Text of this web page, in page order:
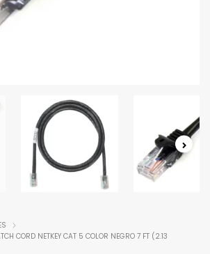
CORD NETKEY CAT 5 COLOR NEGRO 7 FT (2.13